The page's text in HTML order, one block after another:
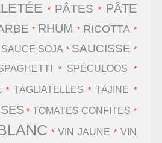
* PÂTES * PÂTE
* RHUM * RICOTTA *
SAUCE SOJA * SAUCISSE *
* SPÉCULOOS *
* TAGLIATELLES * TAJINE *
* TOMATES CONFITES *
* VIN JAUNE * VIN